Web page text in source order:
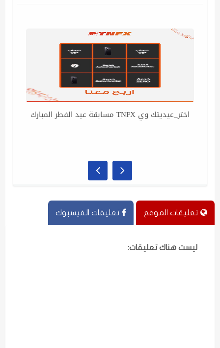
اختر_عيديتك وي TNFX مسابقة عيد الفطر المبارك
تعليقات الموقع تعليقات الفيسبوك
ليست هناك تعليقات: